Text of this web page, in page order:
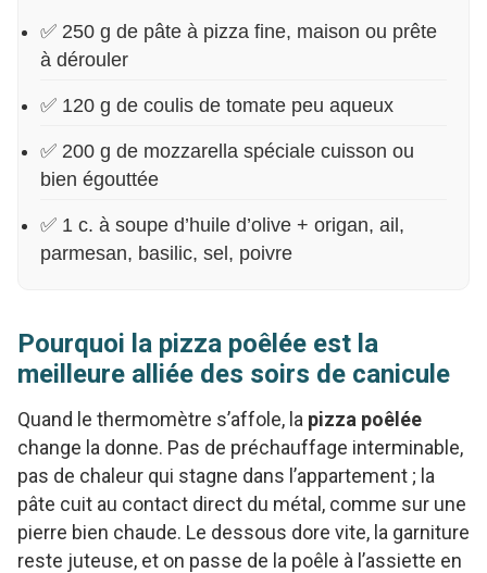
✅ 250 g de pâte à pizza fine, maison ou prête
à dérouler
✅ 120 g de coulis de tomate peu aqueux
✅ 200 g de mozzarella spéciale cuisson ou
bien égouttée
✅ 1 c. à soupe d’huile d’olive + origan, ail,
parmesan, basilic, sel, poivre
Pourquoi la pizza poêlée est la
meilleure alliée des soirs de canicule
Quand le thermomètre s’affole, la pizza poêlée
change la donne. Pas de préchauffage interminable,
pas de chaleur qui stagne dans l’appartement ; la
pâte cuit au contact direct du métal, comme sur une
pierre bien chaude. Le dessous dore vite, la garniture
reste juteuse, et on passe de la poêle à l’assiette en